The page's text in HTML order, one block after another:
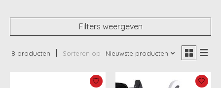
Filters weergeven
8 producten Sorteren op Nieuwste producten